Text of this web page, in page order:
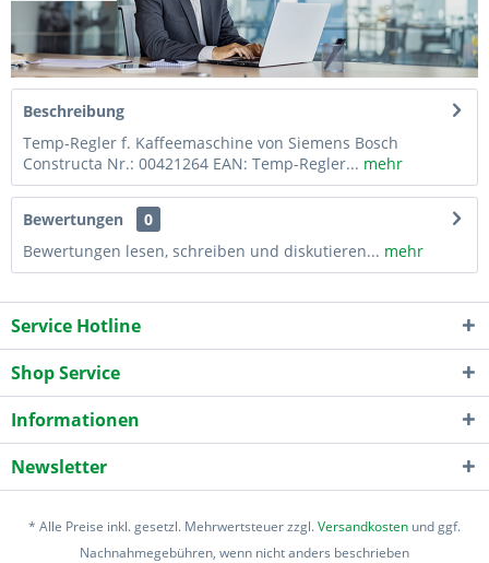
Beschreibung
Temp-Regler f. Kaffeemaschine von Siemens Bosch
Constructa Nr.: 00421264 EAN: Temp-Regler... mehr
Bewertungen
0
Bewertungen lesen, schreiben und diskutieren... mehr
Service Hotline
Shop Service
Informationen
Newsletter
* Alle Preise inkl. gesetzl. Mehrwertsteuer zzgl.Versandkosten und ggf.
Nachnahmegebühren, wenn nicht anders beschrieben